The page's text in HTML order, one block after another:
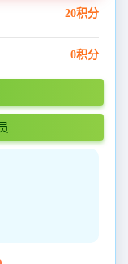
20积分
0积分